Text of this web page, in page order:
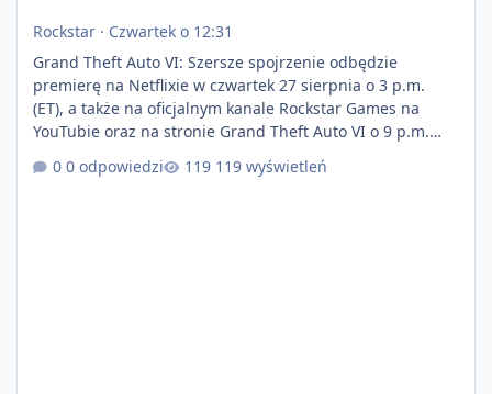
Rockstar · Czwartek o 12:31
Grand Theft Auto VI: Szersze spojrzenie odbędzie
premierę na Netflixie w czwartek 27 sierpnia o 3 p.m.
(ET), a także na oficjalnym kanale Rockstar Games na
YouTubie oraz na stronie Grand Theft Auto VI o 9 p.m.
(ET) 27 sierpnia. https://netflix.com/GTAVI Grand Theft
Auto VI będzie dostępne 19 listopada na PlayStation 5
0 odpowiedzi 119 wyświetleń